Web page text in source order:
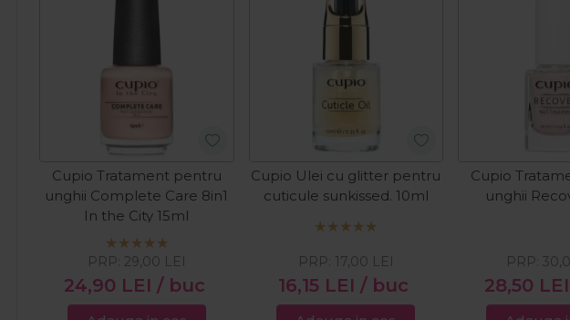
Cupio Tratament pentru
unghii Complete Care 8in1
In the City 15ml
24,90 LEI / buc
PRP: 29,00 LEI
Cupio Ulei cu glitter pentru
cuticule sunkissed. 10ml
16,15 LEI / buc
PRP: 17,00 LEI
Cupio
unghii
28,50 LEI
PRP: